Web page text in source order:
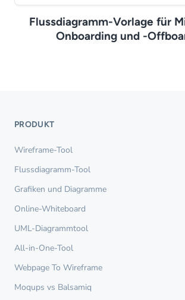
Flussdiagramm-Vorlage für
Onboarding und -
PRODUKT
Wireframe-Tool
Flussdiagramm-Tool
Grafiken und Diagramme
Online-Whiteboard
UML-Diagrammtool
All-in-One-Tool
Webpage To Wireframe
Moqups vs Balsamiq